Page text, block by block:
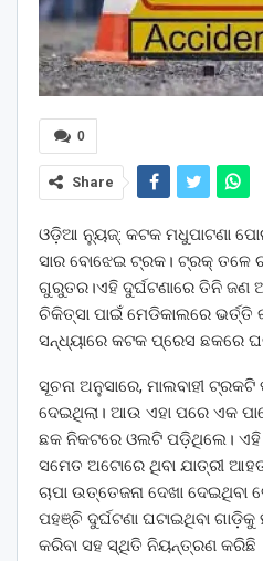
0
Share
ଓଡ଼ିଆ ନ୍ୟୁଜ୍: କଟକ ମଧୁପାଟଣା
ସାର ବୋଝେଇ ଟ୍ରକ। ଟ୍ରକ୍ ତଳେ
ଗୁରୁତର।ଏହି ଦୁର୍ଘଟଣାରେ ତିନି ଜଣ
ଚିକିତ୍ସା ପାଇଁ ମେଡିକାଲରେ ଭର୍ତ୍ତି
ସନ୍ଧ୍ୟାରେ କଟକ ପ୍ରେସ ଛକରେ
ସୂଚନା ଅନୁସାରେ, ମାଲବାହୀ
ଦେଇଥିଲା। ଆଉ ଏହା ପରେ ଏକ
ଛକ ନିକଟରେ ଓଲଟି ପଡ଼ିଥିଲେ। ଏହି
ସମେତ ଅଟୋରେ ଥିବା ଯାତ୍ରୀ
ଚାପା ଉତ୍ତେଜନା ଦେଖା ଦେଇଥିବା
ପହଞ୍ଚି ଦୁର୍ଘଟଣା ଘଟାଇଥିବା
କରିବା ସହ ସ୍ଥିତି ନିୟନ୍ତ୍ରଣ କରିଛି